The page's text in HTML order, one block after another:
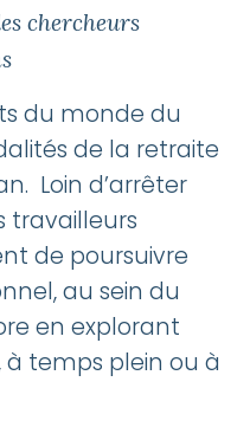
chercheurs
du monde du
de la retraite
Loin d’arrêter
travailleurs
de poursuivre
au sein du
en explorant
à temps plein ou à